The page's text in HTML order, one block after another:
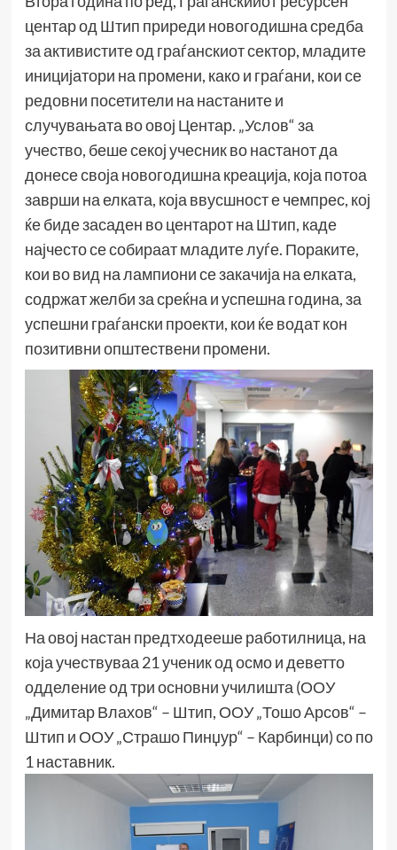
центар од Штип приреди новогодишна средба
за активистите од граѓанскиот сектор, младите
иницијатори на промени, како и граѓани, кои се
редовни посетители на настаните и
случувањата во овој Центар. „Услов“ за
учество, беше секој учесник во настанот да
донесе своја новогодишна креација, која потоа
заврши на елката, која ввусшност е чемпрес, кој
ќе биде засаден во центарот на Штип, каде
најчесто се собираат младите луѓе. Пораките,
кои во вид на лампиони се закачија на елката,
содржат желби за среќна и успешна година, за
успешни граѓански проекти, кои ќе водат кон
позитивни општествени промени.
На овој настан предтходееше работилница, на
која учествуваа 21 ученик од осмо и деветто
одделение од три основни училишта (ООУ
„Димитар Влахов“ – Штип, ООУ „Тошо Арсов“ –
Штип и ООУ „Страшо Пинџур“ – Карбинци) со по
1 наставник.